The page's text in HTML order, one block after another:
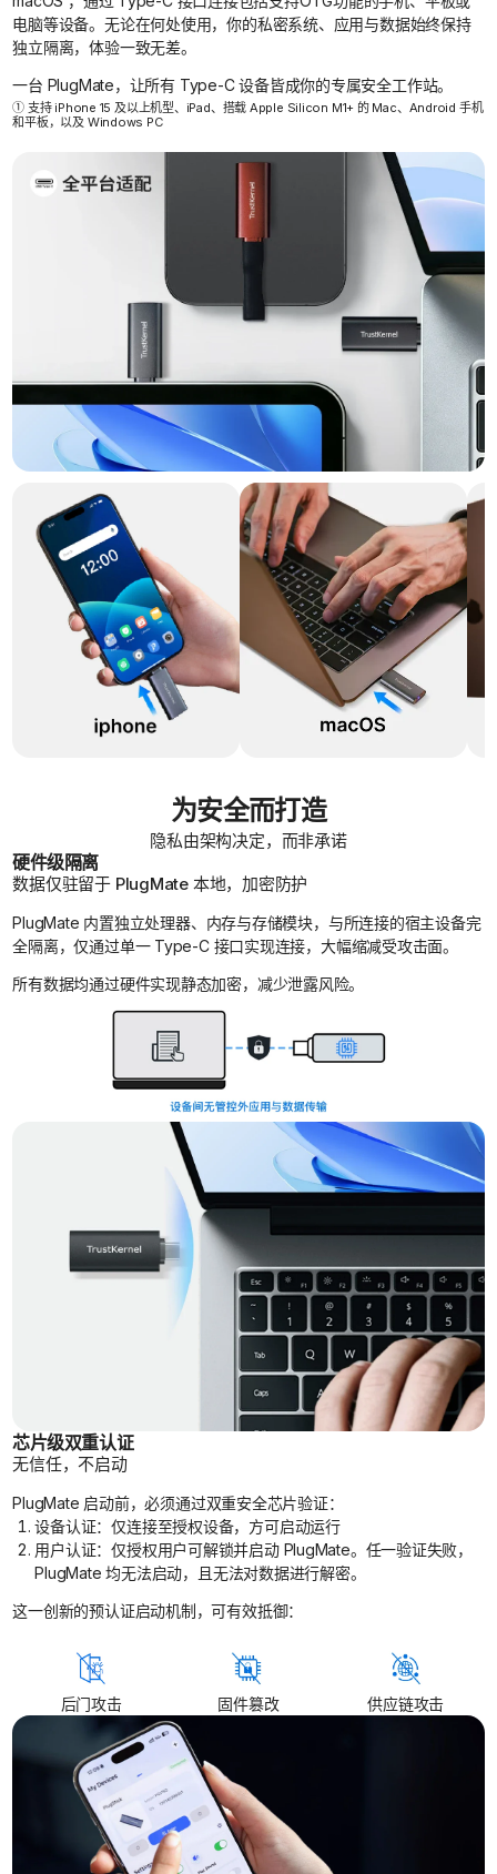
电脑等设备。无论在何处使用，你的私密系统、应用与数据始终保持
独立隔离，体验一致无差。
一台 PlugMate，让所有 Type-C 设备皆成你的专属安全工作站。
① 支持 iPhone 15 及以上机型、iPad、搭载 Apple Silicon M1+ 的 Mac、Android 手机
和平板，以及 Windows PC
为安全而打造
隐私由架构决定，而非承诺
硬件级隔离
数据仅驻留于 PlugMate 本地，加密防护
PlugMate 内置独立处理器、内存与存储模块，与所连接的宿主设备完
全隔离，仅通过单一 Type-C 接口实现连接，大幅缩减受攻击面。
所有数据均通过硬件实现静态加密，减少泄露风险。
芯片级双重认证
无信任，不启动
PlugMate 启动前，必须通过双重安全芯片验证：
设备认证：仅连接至授权设备，方可启动运行
用户认证：仅授权用户可解锁并启动 PlugMate。任一验证失败，
PlugMate 均无法启动，且无法对数据进行解密。
这一创新的预认证启动机制，可有效抵御：
后门攻击 固件篡改 供应链攻击